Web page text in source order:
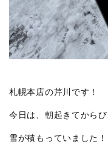
札幌本店の芹川です！
今日は、朝起きてからび
雪が積もっていました！